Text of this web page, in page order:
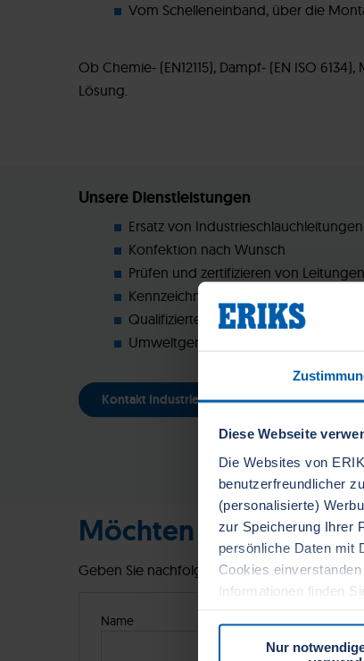
Diese Webseite
Die Websites von
benutzerfreundlicher
(personalisierte)
zur Speicherung Ihrer
persönliche Daten mit
Cookies
Informationen finden
Nur
Vom Schelleneinband, über die
Ob Chemie- (EN12115), Dampf- (EN ISO
Lösung.
Unsere Dienstleistungen
Ersatz von Industrieschlauchleitungen
Konfektion nach Wunsch
Prüfen und zertifizieren von
Kennzeichnen und Beschriften der
Qualifizierte Schlaucherstauslegung
Umweltgerechte Entsorgung
Kontakt Industrieschlauch-Experten
Möchten Sie mehr
Geben Sie nachfolgend Ihre Daten ein und
Name